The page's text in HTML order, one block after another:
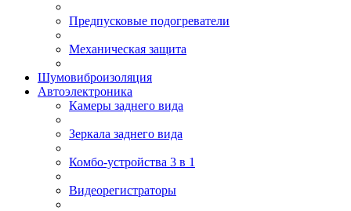
Предпусковые подогреватели
Механическая защита
Шумовиброизоляция
Автоэлектроника
Камеры заднего вида
Зеркала заднего вида
Комбо-устройства 3 в 1
Видеорегистраторы